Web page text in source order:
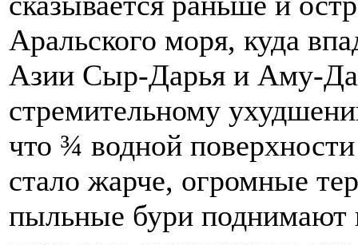
Аральского моря, куда
Азии Сыр-Дарья и Аму-
стремительному
что ¾ водной
стало жарче, огромные
пыльные бури поднимают